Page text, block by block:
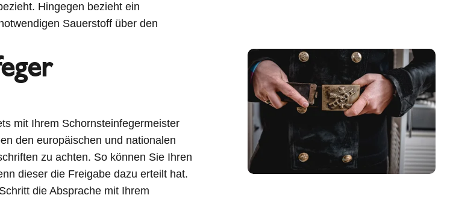
Hingegen bezieht ein
Sauerstoff über den
mit Ihrem Schornsteinfegermeister
den europäischen und nationalen
zu achten. So können Sie Ihren
dieser die Freigabe dazu erteilt hat.
die Absprache mit Ihrem